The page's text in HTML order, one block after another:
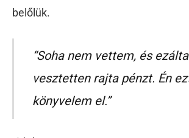
belőlük.
“Soha nem vettem, és
vesztetten rajta pénzt. Én
könyvelem el.”